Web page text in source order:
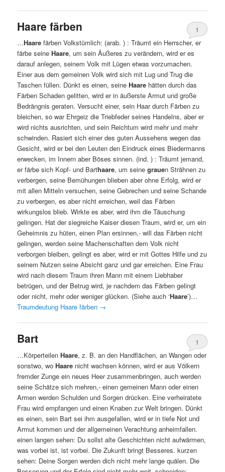
Haare färben
1
…Haare färben Volkstümlich: (arab. ) : Träumt ein Herrscher, er
färbe seineHaare, um sein Äußeres zu verändern, wird er es
darauf anlegen, seinem Volk mit Lügen etwas vorzumachen.
Einer aus dem gemeinen Volk wird sich mit Lug und Trug die
Taschen füllen. Dünkt es einen, seineHaare hätten durch das
Färben Schaden gelitten, wird er in äußerste Armut und große
Bedrängnis geraten. Versucht einer, sein Haar durch Färben zu
bleichen, so war Ehrgeiz die Triebfeder seines Handelns, aber er
wird nichts ausrichten, und sein Reichtum wird mehr und mehr
schwinden. Rasiert sich einer des guten Aussehens wegen das
Gesicht, wird er bei den Leuten den Eindruck eines Biedermanns
erwecken, im Innern aber Böses sinnen. (ind. ) : Träumt jemand,
er färbe sich Kopf- und Barthaare, um seinegrauen Strähnen zu
verbergen, seine Bemühungen blieben aber ohne Erfolg, wird er
mit allen Mitteln versuchen, seine Gebrechen und seine Schande
zu verbergen, es aber nicht erreichen, weil das Färben
wirkungslos blieb. Wirkte es aber, wird ihm die Täuschung
gelingen. Hat der siegreiche Kaiser diesen Traum, wird er, um ein
Geheimnis zu hüten, einen Plan ersinnen,- will das Färben nicht
gelingen, werden seine Machenschaften dem Volk nicht
verborgen bleiben, gelingt es aber, wird er mit Gottes Hilfe und zu
seinem Nutzen seine Absicht ganz und gar erreichen. Eine Frau
wird nach diesem Traum ihren Mann mit einem Liebhaber
betrügen, und der Betrug wird, je nachdem das Färben gelingt
oder nicht, mehr oder weniger glücken. (Siehe auch ‘Haare’)…
Traumdeutung Haare färben →
Bart
1
…KörperteilenHaare, z. B. an den Handflächen, an Wangen oder
sonstwo, woHaare nicht wachsen können, wird er aus Völkern
fremder Zunge ein neues Heer zusammenbringen, auch werden
seine Schätze sich mehren,- einen gemeinen Mann oder einen
Armen werden Schulden und Sorgen drücken. Eine verheiratete
Frau wird empfangen und einen Knaben zur Welt bringen. Dünkt
es einen, sein Bart sei ihm ausgefallen, wird er in tiefe Not und
Armut kommen und der allgemeinen Verachtung anheimfallen.
einen langen sehen: Du sollst alte Geschichten nicht aufwärmen,
was vorbei ist, ist vorbei. Die Zukunft bringt Besseres. kurzen
sehen: Deine Sorgen werden dich nicht mehr lange quälen. Die